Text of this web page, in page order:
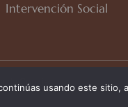
Intervención Social
de Cookies
usando este sitio,